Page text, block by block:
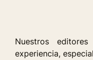
Nuestros
experiencia,